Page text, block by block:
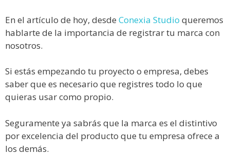
En el artículo de hoy, desde Conexia Studio queremos
hablarte de la importancia de registrar tu marca con
nosotros.
Si estás empezando tu proyecto o empresa, debes
saber que es necesario que registres todo lo que
quieras usar como propio.
Seguramente ya sabrás que la marca es el distintivo
por excelencia del producto que tu empresa ofrece a
los demás.